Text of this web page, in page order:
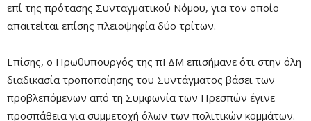
επί της πρότασης Συνταγματικού Νόμου, για τον οποίο
απαιτείται επίσης πλειοψηφία δύο τρίτων.
Επίσης, ο Πρωθυπουργός της πΓΔΜ επισήμανε ότι στην όλη
διαδικασία τροποποίησης του Συντάγματος βάσει των
προβλεπόμενων από τη Συμφωνία των Πρεσπών έγινε
προσπάθεια για συμμετοχή όλων των πολιτικών κομμάτων.